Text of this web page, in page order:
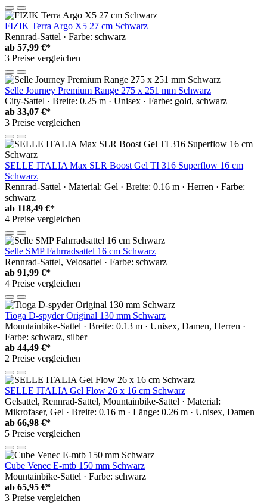
FIZIK Terra Argo X5 27 cm Schwarz
Rennrad-Sattel · Farbe: schwarz
ab 57,99 €*
3 Preise vergleichen
Selle Journey Premium Range 275 x 251 mm Schwarz
City-Sattel · Breite: 0.25 m · Unisex · Farbe: gold, schwarz
ab 33,07 €*
3 Preise vergleichen
SELLE ITALIA Max SLR Boost Gel TI 316 Superflow 16 cm
Schwarz
Rennrad-Sattel · Material: Gel · Breite: 0.16 m · Herren · Farbe:
schwarz
ab 118,49 €*
4 Preise vergleichen
Selle SMP Fahrradsattel 16 cm Schwarz
Rennrad-Sattel, Velosattel · Farbe: schwarz
ab 91,99 €*
4 Preise vergleichen
Tioga D-spyder Original 130 mm Schwarz
Mountainbike-Sattel · Breite: 0.13 m · Unisex, Damen, Herren ·
Farbe: schwarz, silber
ab 44,49 €*
2 Preise vergleichen
SELLE ITALIA Gel Flow 26 x 16 cm Schwarz
Gelsattel, Rennrad-Sattel, Mountainbike-Sattel · Material:
Mikrofaser, Gel · Breite: 0.16 m · Länge: 0.26 m · Unisex, Damen
ab 66,98 €*
5 Preise vergleichen
Cube Venec E-mtb 150 mm Schwarz
Mountainbike-Sattel · Farbe: schwarz
ab 65,95 €*
3 Preise vergleichen